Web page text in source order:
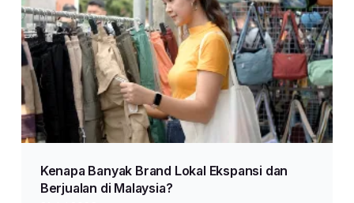
Kenapa Banyak Brand Lokal Ekspansi dan
Berjualan di Malaysia?